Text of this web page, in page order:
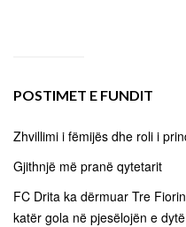
POSTIMET E FUNDIT
Zhvillimi i fëmijës dhe roli i
Gjithnjë më pranë qytetarit
FC Drita ka dërmuar Tre
katër gola në pjesëlojën e dytë